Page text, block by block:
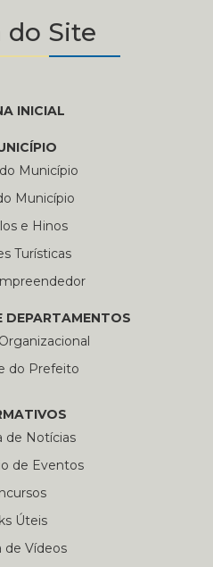
do Site
INICIAL
Município
Município
e Hinos
Turísticas
DEPARTAMENTOS
do Prefeito
de Notícias
de Eventos
Úteis
de Vídeos